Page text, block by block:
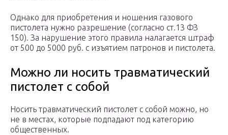
Однако для приобретения и ношения газового
пистолета нужно разрешение (согласно ст.13 ФЗ
150). За нарушение этого правила налагается штраф
от 500 до 5000 руб. с изъятием патронов и пистолета.
Можно ли носить травматический
пистолет с собой
Носить травматический пистолет с собой можно, но
не в местах, которые подпадают под категорию
общественных.